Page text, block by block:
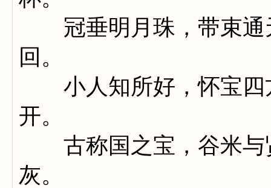
冠垂明月珠，带束通
回。
小人知所好，怀宝四
开。
古称国之宝，谷米与
灰。